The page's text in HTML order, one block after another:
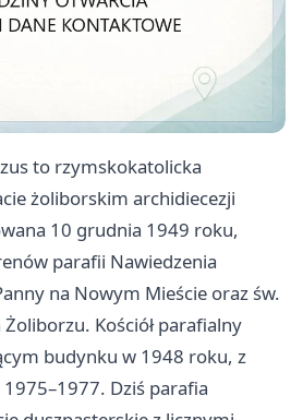
to rzymskokatolicka
żoliborskim archidiecezji
10 grudnia 1949 roku,
parafii Nawiedzenia
na Nowym Mieście oraz św.
Żoliborzu. Kościół parafialny
budynku w 1948 roku, z
Dziś parafia